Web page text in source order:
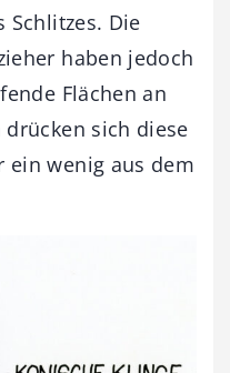
Schlitzes. Die
haben jedoch
Flächen an
sich diese
ein wenig aus dem